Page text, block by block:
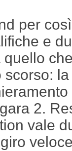
per
e
2.
vale